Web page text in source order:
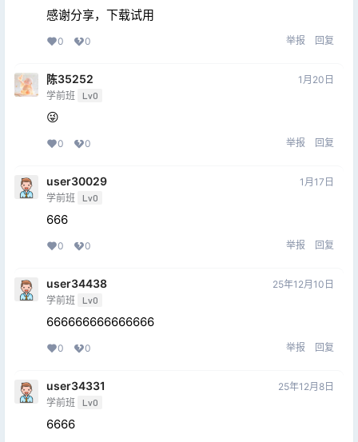
感谢分享，下载试用
0 0 举报 回复
陈35252
学前班 Lv0
1月20日
😜
0 0 举报 回复
user30029
学前班 Lv0
1月17日
666
0 0 举报 回复
user34438
学前班 Lv0
25年12月10日
666666666666666
0 0 举报 回复
user34331
学前班 Lv0
25年12月8日
6666